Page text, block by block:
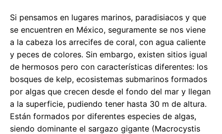
Si pensamos en lugares marinos, paradisiacos y que
se encuentren en México, seguramente se nos viene
a la cabeza los arrecifes de coral, con agua caliente
y peces de colores. Sin embargo, existen sitios igual
de hermosos pero con características diferentes: los
bosques de kelp, ecosistemas submarinos formados
por algas que crecen desde el fondo del mar y llegan
a la superficie, pudiendo tener hasta 30 m de altura.
Están formados por diferentes especies de algas,
siendo dominante el sargazo gigante (Macrocystis